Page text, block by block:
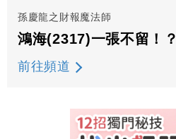
孫慶龍之財報魔法師
鴻海(2317)一張不留！？
前往頻道